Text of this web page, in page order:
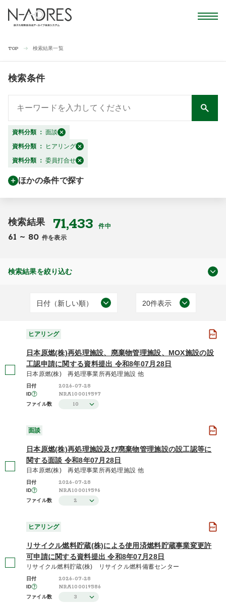
TOP 検索結果一覧
検索条件
資料分類 ： 面談
資料分類 ：
ヒアリング
資料分類 ： 委員打合せ
ほかの条件で探す
検索結果 71,433件中
61 ~ 80 件を表示
検索結果を絞り込む
(59,496)
(7,353)
原子力規制委員会について
(3,181)
面談
(40,227)
ヒアリング
(31,193)
委員打合せ
2026年度 / 令和8年度
2025年度 / 令和7年度
(4,784)
2024年度 / 令和6年度
日付（新しい順）
施設（昇順）
タイトル（昇順）
20件表示
100件表示
ヒアリング
日本原燃(株)再処理施設、廃棄物管理施設、MOX施設の設
工認申請に関する資料提出 令和8年07月28日
日本原燃(株) 再処理事業所再処理施設 他
日付 2026-07-28
ID NRA100019597
ファイル数 10
面談
日本原燃(株)再処理施設及び廃棄物管理施設の設工認等に
関する面談 令和8年07月28日
日本原燃(株) 再処理事業所再処理施設 他
日付 2026-07-28
ID NRA100019596
ファイル数 2
ヒアリング
リサイクル燃料貯蔵(株)による使用済燃料貯蔵事業変更許
可申請に関する資料提出 令和8年07月28日
リサイクル燃料貯蔵(株) リサイクル燃料備蓄センター
日付 2026-07-28
ID NRA100019586
ファイル数 3